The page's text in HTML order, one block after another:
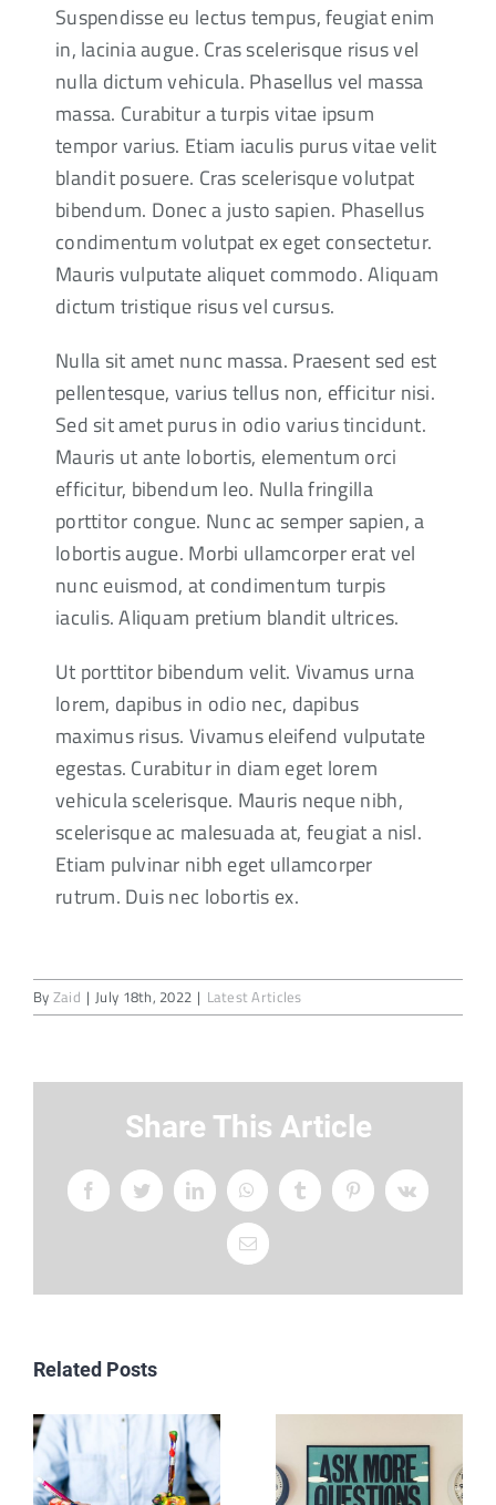
Suspendisse eu lectus tempus, feugiat enim
in, lacinia augue. Cras scelerisque risus vel
nulla dictum vehicula. Phasellus vel massa
massa. Curabitur a turpis vitae ipsum
tempor varius. Etiam iaculis purus vitae velit
blandit posuere. Cras scelerisque volutpat
bibendum. Donec a justo sapien. Phasellus
condimentum volutpat ex eget consectetur.
Mauris vulputate aliquet commodo. Aliquam
dictum tristique risus vel cursus.
Nulla sit amet nunc massa. Praesent sed est
pellentesque, varius tellus non, efficitur nisi.
Sed sit amet purus in odio varius tincidunt.
Mauris ut ante lobortis, elementum orci
efficitur, bibendum leo. Nulla fringilla
porttitor congue. Nunc ac semper sapien, a
lobortis augue. Morbi ullamcorper erat vel
nunc euismod, at condimentum turpis
iaculis. Aliquam pretium blandit ultrices.
Ut porttitor bibendum velit. Vivamus urna
lorem, dapibus in odio nec, dapibus
maximus risus. Vivamus eleifend vulputate
egestas. Curabitur in diam eget lorem
vehicula scelerisque. Mauris neque nibh,
scelerisque ac malesuada at, feugiat a nisl.
Etiam pulvinar nibh eget ullamcorper
rutrum. Duis nec lobortis ex.
By Zaid | July 18th, 2022 | Latest Articles
Share This Article
FacebookTwitter LinkedInWhatsAppTumblrPinterestVk
Email
Related Posts